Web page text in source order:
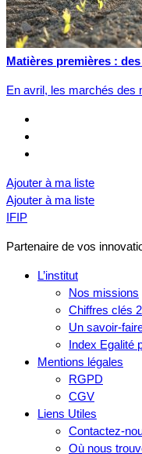
Matières premières :
En avril, les marchés
Ajouter à ma liste
Ajouter à ma liste
IFIP
Partenaire de vos
L’institut
Nos missions
Chiffres clés
Un savoir-
Index Egalité
Mentions légales
RGPD
CGV
Liens Utiles
Contactez-
Où nous